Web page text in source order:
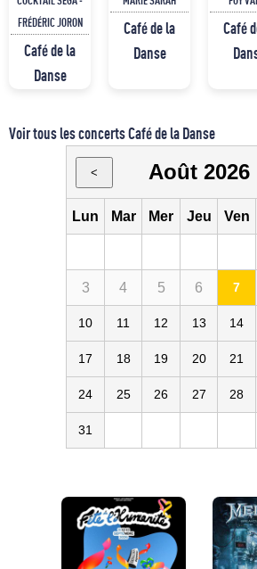
FRÉDÉRIC JORON
Café de la
Danse
Café de la
Danse
Café
Voir tous les concerts Café de la Danse
< Août 2026
Lun Mar Mer Jeu Ven
3 4 5 6 7
10 11 12 13 14
17 18 19 20 21
24 25 26 27 28
31